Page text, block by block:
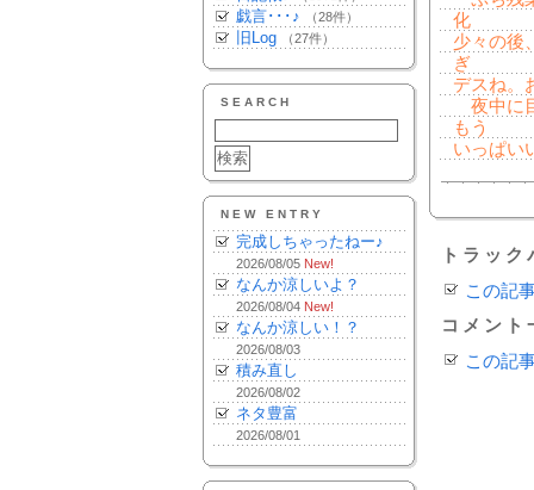
戯言･･･♪ （28件）
旧Log （27件）
SEARCH
NEW ENTRY
完成しちゃったねー♪
2026/08/05 New!
なんか涼しいよ？
2026/08/04 New!
なんか涼しい！？
2026/08/03
積み直し
2026/08/02
ネタ豊富
2026/08/01
化
少々の後
ぎ
デスね。
夜中に
もう
いっぱい
トラッ
この記
コメント
この記